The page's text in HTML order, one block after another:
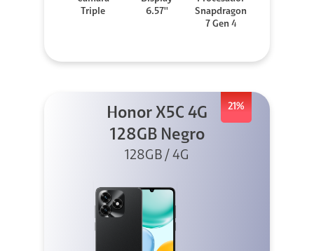
Triple
6.57''
Snapdragon
7 Gen 4
21%
Honor X5C 4G
128GB Negro
128GB / 4G